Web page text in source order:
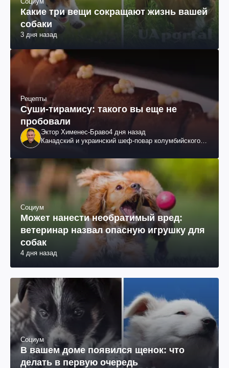
Какие три вещи сокращают жизнь вашей
собаки
3 дня назад
Рецепты
Суши-тирамису: такого вы еще не
пробовали
Эктор Хименес-Браво4 дня назад
Канадский и украинский шеф-повар колумбийского
Социум
Может нанести необратимый вред:
ветеринар назвал опасную игрушку для
собак
4 дня назад
Социум
В вашем доме появился щенок: что
делать в первую очередь